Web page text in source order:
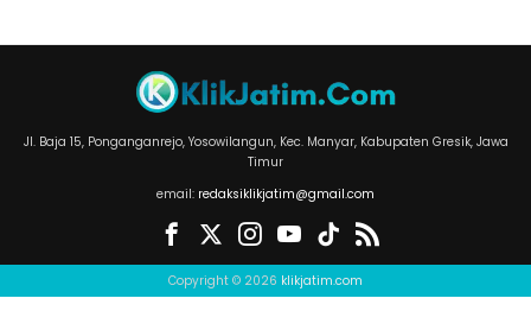
Jl. Baja 15, Ponganganrejo, Yosowilangun, Kec. Manyar, Kabupaten Gresik, Jawa
Timur
email: redaksiklikjatim@gmail.com
Copyright © 2026 klikjatim.com